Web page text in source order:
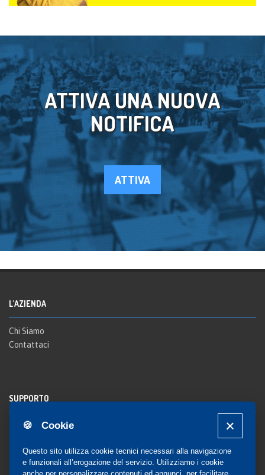
🍪 Cookie
Questo sito utilizza cookie tecnici necessari alla navigazione
e funzionali all’erogazione del servizio. Utilizziamo i cookie
ATTIVA UNA NUOVA
NOTIFICA
ATTIVA
L'AZIENDA
Chi Siamo
Contattaci
SUPPORTO
Registrazione al sito
Notifica